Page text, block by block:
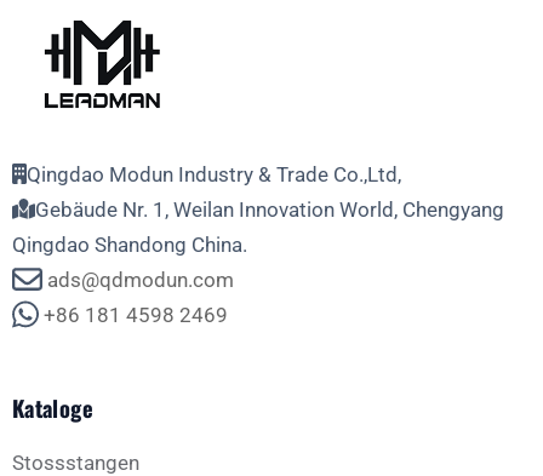
Qingdao Modun Industry & Trade Co.,Ltd,
Gebäude Nr. 1, Weilan Innovation World, Chengyang
Qingdao Shandong China.
ads@qdmodun.com
+86 181 4598 2469
Kataloge
Stossstangen